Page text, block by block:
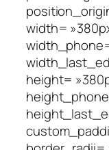
width=
height=